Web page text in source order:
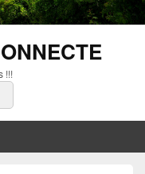
!!!